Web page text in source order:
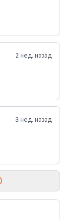
2 нед. назад
3 нед. назад